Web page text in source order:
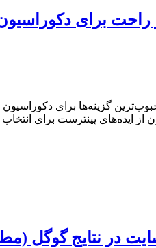
گزینه‌ها برای
ایده‌های پینترست برای
در نتایج گوگل